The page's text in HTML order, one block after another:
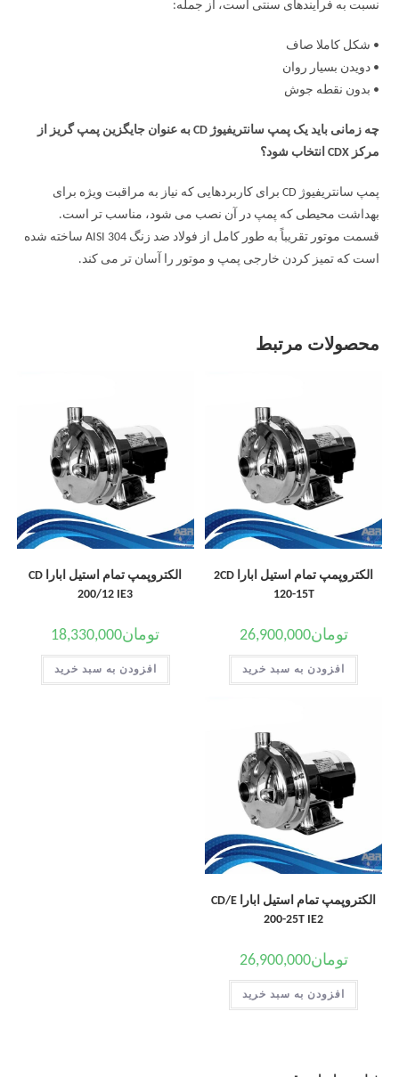
نسبت به فرآیندهای سنتی است، از جمله:
• شکل کاملا صاف
• دویدن بسیار روان
• بدون نقطه جوش
چه زمانی باید یک پمپ سانتریفیوژ CD به عنوان جایگزین پمپ گریز از
مرکز CDX انتخاب شود؟
پمپ سانتریفیوژ CD برای کاربردهایی که نیاز به مراقبت ویژه برای
بهداشت محیطی که پمپ در آن نصب می شود، مناسب تر است.
قسمت موتور تقریباً به طور کامل از فولاد ضد زنگ AISI 304 ساخته شده
است که تمیز کردن خارجی پمپ و موتور را آسان تر می کند.
محصولات مرتبط
الکتروپمپ تمام استیل ابارا 2CD
120-15T
تومان26,900,000
افزودن به سبد خرید
الکتروپمپ تمام استیل ابارا CD
200/12 IE3
تومان18,330,000
افزودن به سبد خرید
الکتروپمپ تمام استیل ابارا CD/E
200-25T IE2
تومان26,900,000
افزودن به سبد خرید